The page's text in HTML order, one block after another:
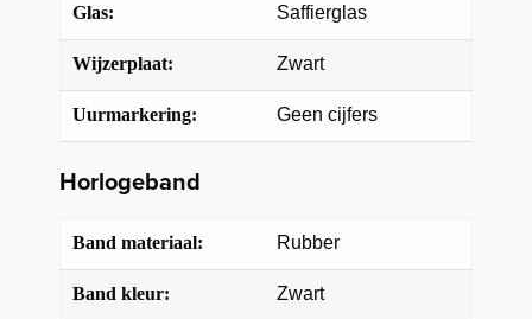
Glas: Saffierglas
Wijzerplaat: Zwart
Uurmarkering: Geen cijfers
Horlogeband
Band materiaal: Rubber
Band kleur: Zwart